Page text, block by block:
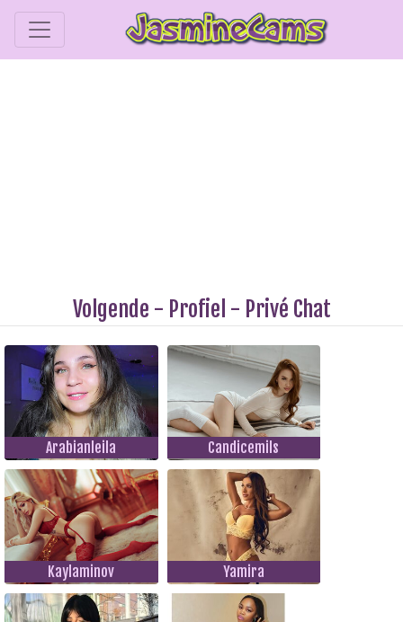
Volgende - Profiel - Privé Chat
Arabianleila Candicemils
Kaylaminov Yamira